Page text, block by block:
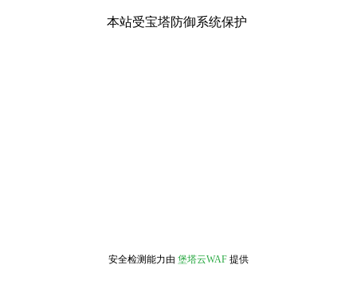
本站受宝塔防御系统保护
安全检测能力由 堡塔云WAF 提供